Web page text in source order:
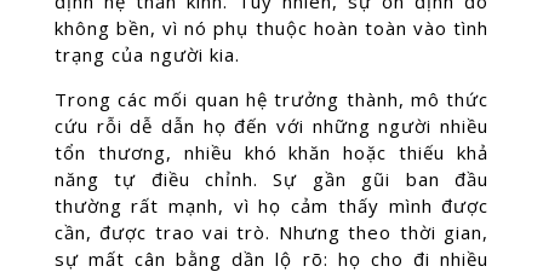
không bền, vì nó phụ thuộc hoàn toàn vào tình
trạng của người kia.
Trong các mối quan hệ trưởng thành, mô thức
cứu rỗi dễ dẫn họ đến với những người nhiều
tổn thương, nhiều khó khăn hoặc thiếu khả
năng tự điều chỉnh. Sự gần gũi ban đầu
thường rất mạnh, vì họ cảm thấy mình được
cần, được trao vai trò. Nhưng theo thời gian,
sự mất cân bằng dần lộ rõ: họ cho đi nhiều